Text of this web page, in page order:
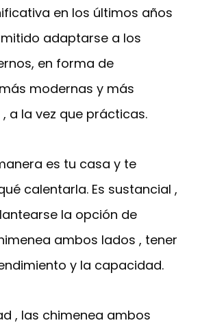
en los últimos años
adaptarse a los
en forma de
modernas y más
a la vez que prácticas.
es tu casa y te
calentarla. Es sustancial ,
la opción de
ambos lados , tener
y la capacidad.
, las chimenea ambos